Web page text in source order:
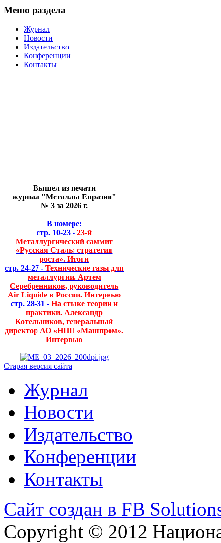
Меню раздела
Журнал
Новости
Издательство
Конференции
Контакты
Вышел из печати
журнал "Металлы Евразии"
№ 3 за 2026 г.
В номере:
стр. 10-23 - 23-й
Металлургический саммит
«Русская Сталь: стратегия
роста». Итоги
стр. 24-27 - Технические газы для
металлургии. Артем
Серебренников, руководитель
Air Liquide в России. Интервью
стр. 28-31 - На стыке теории и
практики. Александр
Котельников, генеральный
директор АО «НПП «Машпром».
Интервью
Старая версия сайта
Журнал
Новости
Издательство
Конференции
Контакты
Сайт создан в FB
Copyright © 2012